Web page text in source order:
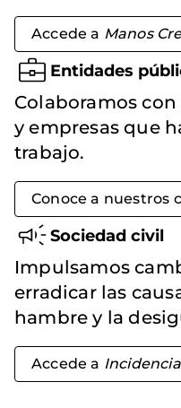
Accede a Manos
Entidades
Colaboramos
y empresas que
trabajo.
Conoce a nuestros
Sociedad civil
Impulsamos
erradicar las
hambre y la
Accede a